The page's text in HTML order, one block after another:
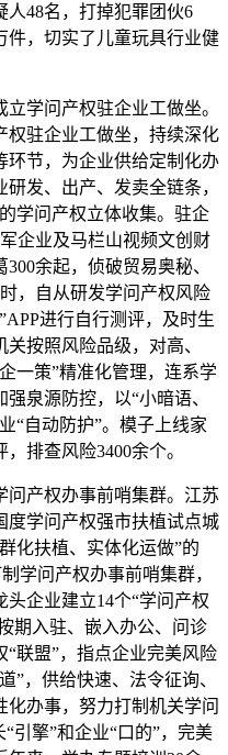
48名，打掉犯罪团伙6
件，切实了儿童玩具行业健
学问产权驻企业工做坐。
权驻企业工做坐，持续深化
环节，为企业供给定制化办
发、出产、发卖全链条，
学问产权立体收集。驻企
企业及马栏山视频文创财
余起，侦破贸易奥秘、
，自从研发学问产权风险
进行自行测评，及时生
按照风险品级，对高、
一策”精准化管理，连系学
泉源防控，以“小暗语、
“自动防护”。模子上线家
排查风险3400余个。
产权办事前哨集群。江苏
度学问产权强市扶植试点城
化扶植、实体化运做”的
学问产权办事前哨集群，
企业建立14个“学问产权
期入驻、嵌入办公、问诊
联盟”，指点企业完美风险
”，供给快速、法令征询、
办事，努力打制机关学问
引擎”和企业“口的”，完美